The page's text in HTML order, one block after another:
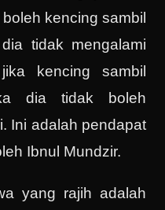
kencing sambil
tidak mengalami
kencing sambil
dia tidak boleh
Ini adalah pendapat
Ibnul Mundzir.
yang rajih adalah